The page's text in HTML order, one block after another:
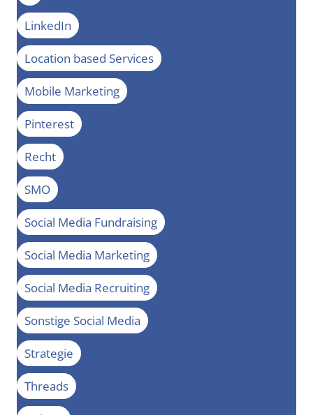
LinkedIn
Location based Services
Mobile Marketing
Pinterest
Recht
SMO
Social Media Fundraising
Social Media Marketing
Social Media Recruiting
Sonstige Social Media
Strategie
Threads